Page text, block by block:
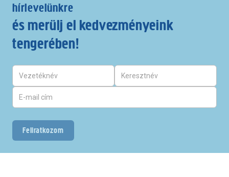
hírlevelünkre
és merülj el kedvezményeink
tengerében!
Feliratkozom